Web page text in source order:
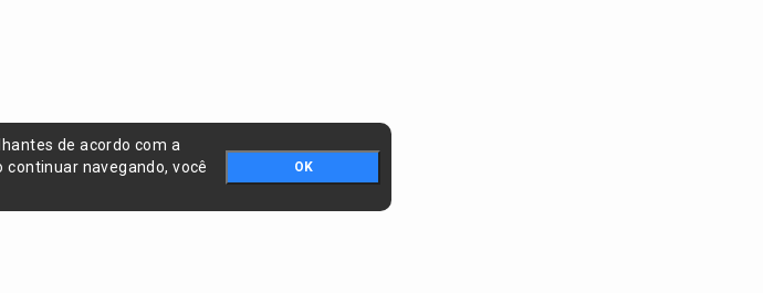
de acordo com a
continuar navegando, você
OK